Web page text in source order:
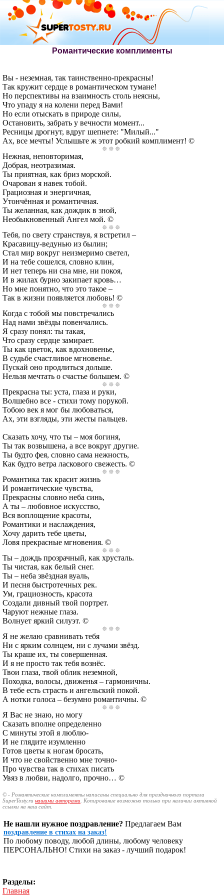
Романтические комплименты
Вы - неземная, так таинственно-прекрасны!
Так кружит сердце в романтическом тумане!
Но перспективы на взаимность столь неясны,
Что упаду я на колени перед Вами!
Но если отыскать в природе силы,
Остановить, забрать у вечности момент...
Ресницы дрогнут, вдруг шепнете: "Милый..."
Ах, все мечты! Услышьте ж этот робкий комплимент! ©
Нежная, неповторимая,
Добрая, неотразимая.
Ты приятная, как бриз морской.
Очарован я навек тобой.
Грациозная и энергичная,
Утончённая и романтичная.
Ты желанная, как дождик в зной,
Необыкновенный Ангел мой. ©
Тебя, по свету странствуя, я встретил –
Красавицу-ведунью из былин;
Стал мир вокруг неизмеримо светел,
И на тебе сошелся, словно клин,
И нет теперь ни сна мне, ни покоя,
И в жилах бурно закипает кровь…
Но мне понятно, что это такое –
Так в жизни появляется любовь! ©
Когда с тобой мы повстречались
Над нами звёзды повенчались.
Я сразу понял: ты такая,
Что сразу сердце замирает.
Ты как цветок, как вдохновенье,
В судьбе счастливое мгновенье.
Пускай оно продлиться дольше.
Нельзя мечтать о счастье большем. ©
Прекрасна ты: уста, глаза и руки,
Волшебно все - стихи тому порукой.
Тобою век я мог бы любоваться,
Ах, эти взгляды, эти жесты пальцев.
Сказать хочу, что ты – моя богиня,
Ты так возвышена, а все вокруг другие.
Ты будто фея, словно сама нежность,
Как будто ветра ласкового свежесть. ©
Романтика так красит жизнь
И романтические чувства,
Прекрасны словно неба синь,
А ты – любовное искусство,
Вся воплощение красоты,
Романтики и наслаждения,
Хочу дарить тебе цветы,
Ловя прекрасные мгновения. ©
Ты – дождь прозрачный, как хрусталь.
Ты чистая, как белый снег.
Ты – неба звёздная вуаль,
И песня быстротечных рек.
Ум, грациозность, красота
Создали дивный твой портрет.
Чаруют нежные глаза.
Волнует яркий силуэт. ©
Я не желаю сравнивать тебя
Ни с ярким солнцем, ни с лучами звёзд.
Ты краше их, ты совершенная.
И я не просто так тебя вознёс.
Твои глаза, твой облик неземной,
Походка, волосы, движенья – гармоничны.
В тебе есть страсть и ангельский покой.
А нотки голоса – безумно романтичны. ©
Я Вас не знаю, но могу
Сказать вполне определенно
С минуты этой я люблю-
И не глядите изумленно
Готов цветы к ногам бросать,
И что не свойственно мне точно-
Про чувства так в стихах писать
Увяз в любви, надолго, прочно… ©
© - Романтические комплименты написаны специально для праздничного портала
SuperTosty.ru нашими авторами . Копирование возможно только при наличии активной
ссылки на наш сайт.
Не нашли нужное поздравление? Предлагаем Вам
поздравление в стихах на заказ!
По любому поводу, любой длины, любому человеку
ПЕРСОНАЛЬНО! Стихи на заказ - лучший подарок!
Разделы:
Главная